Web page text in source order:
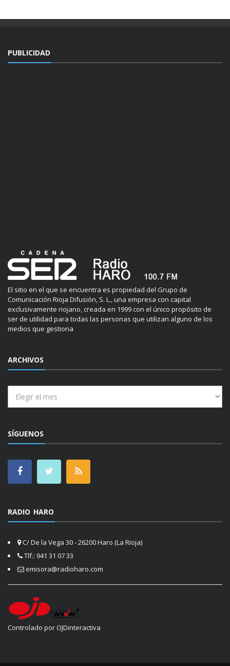
PUBLICIDAD
El sitio en el que se encuentra es propiedad del Grupo de
Comunicación Rioja Difusión, S. L., una empresa con capital
exclusivamente riojano, creada en 1999 con el único propósito de
ser de utilidad para todas las personas que utilizan alguno de los
medios que gestiona
ARCHIVOS
SÍGUENOS
RADIO HARO
C/ De la Vega 30 - 26200 Haro (La Rioja)
Tlf.: 941 31 07 33
emisora@radioharo.com
Controlado por OJDinteractiva